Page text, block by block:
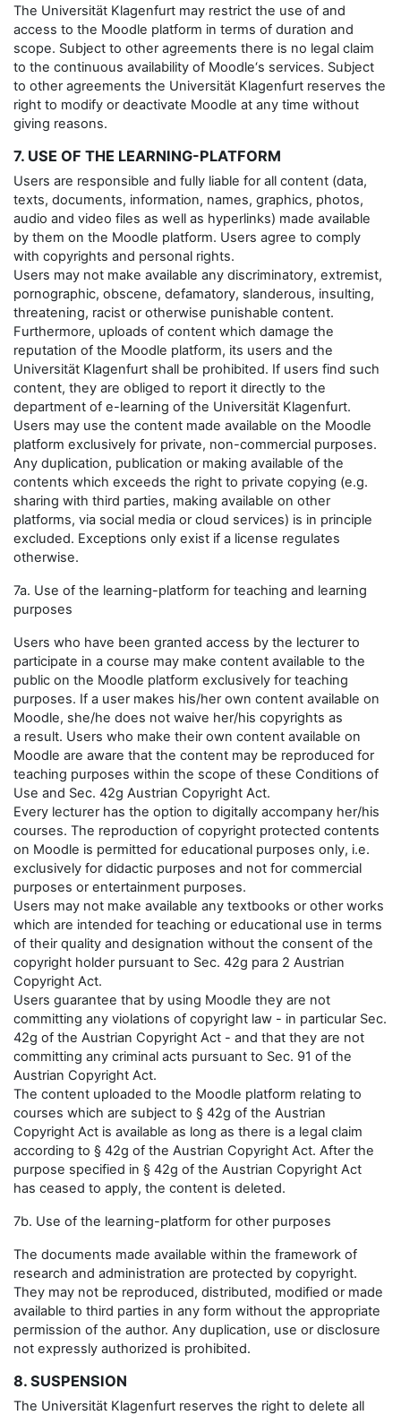
The Universität Klagenfurt may restrict the use of and
access to the Moodle platform in terms of duration and
scope. Subject to other agreements there is no legal claim
to the continuous availability of Moodle‘s services. Subject
to other agreements the Universität Klagenfurt reserves the
right to modify or deactivate Moodle at any time without
giving reasons.
7. USE OF THE LEARNING-PLATFORM
Users are responsible and fully liable for all content (data,
texts, documents, information, names, graphics, photos,
audio and video files as well as hyperlinks) made available
by them on the Moodle platform. Users agree to comply
with copyrights and personal rights.
Users may not make available any discriminatory, extremist,
pornographic, obscene, defamatory, slanderous, insulting,
threatening, racist or otherwise punishable content.
Furthermore, uploads of content which damage the
reputation of the Moodle platform, its users and the
Universität Klagenfurt shall be prohibited. If users find such
content, they are obliged to report it directly to the
department of e-learning of the Universität Klagenfurt.
Users may use the content made available on the Moodle
platform exclusively for private, non-commercial purposes.
Any duplication, publication or making available of the
contents which exceeds the right to private copying (e.g.
sharing with third parties, making available on other
platforms, via social media or cloud services) is in principle
excluded. Exceptions only exist if a license regulates
otherwise.
7a. Use of the learning-platform for teaching and learning
purposes
Users who have been granted access by the lecturer to
participate in a course may make content available to the
public on the Moodle platform exclusively for teaching
purposes. If a user makes his/her own content available on
Moodle, she/he does not waive her/his copyrights as
a result. Users who make their own content available on
Moodle are aware that the content may be reproduced for
teaching purposes within the scope of these Conditions of
Use and Sec. 42g Austrian Copyright Act.
Every lecturer has the option to digitally accompany her/his
courses. The reproduction of copyright protected contents
on Moodle is permitted for educational purposes only, i.e.
exclusively for didactic purposes and not for commercial
purposes or entertainment purposes.
Users may not make available any textbooks or other works
which are intended for teaching or educational use in terms
of their quality and designation without the consent of the
copyright holder pursuant to Sec. 42g para 2 Austrian
Copyright Act.
Users guarantee that by using Moodle they are not
committing any violations of copyright law - in particular Sec.
42g of the Austrian Copyright Act - and that they are not
committing any criminal acts pursuant to Sec. 91 of the
Austrian Copyright Act.
The content uploaded to the Moodle platform relating to
courses which are subject to § 42g of the Austrian
Copyright Act is available as long as there is a legal claim
according to § 42g of the Austrian Copyright Act. After the
purpose specified in § 42g of the Austrian Copyright Act
has ceased to apply, the content is deleted.
7b. Use of the learning-platform for other purposes
The documents made available within the framework of
research and administration are protected by copyright.
They may not be reproduced, distributed, modified or made
available to third parties in any form without the appropriate
permission of the author. Any duplication, use or disclosure
not expressly authorized is prohibited.
8. SUSPENSION
The Universität Klagenfurt reserves the right to delete all